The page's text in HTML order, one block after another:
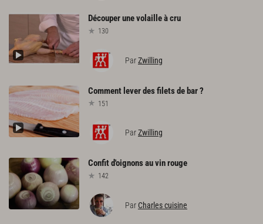
Découperunevolailleàcru
130
ParZwilling
Comment leverdesfiletsde bar?
151
ParZwilling
Confitd'oignonsauvinrouge
142
Par Charles cuisine